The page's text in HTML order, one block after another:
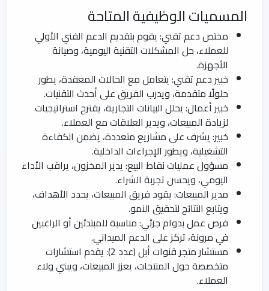
المسميات الوظيفية المتاحة
مختص دعم تقني: يقوم بتقديم الدعم الفني الأولي
للعملاء، حل المشكلات التقنية اليومية، وصيانة
الأجهزة.
خبير دعم تقني: يتعامل مع الحالات المعقدة، يطور
حلولًا متقدمة، ويدرب الفريق على أحدث التقنيات.
خبير أعمال: يحلل البيانات التجارية، يقترح استراتيجيات
لزيادة المبيعات، ويدير العلاقات مع العملاء.
خبير: يشرف على مشاريع متعددة، يضمن الكفاءة
التشغيلية، ويطور الإجراءات الداخلية.
مسؤول عمليات نقاط البيع: يدير المخزون، يراقب الأداء
اليومي، ويحسن تجربة الشراء.
مدير المبيعات: يقود فريق المبيعات، يحدد الأهداف،
ويتابع النتائج لتحقيق النمو.
فرص عمل بدوام جزئي: مناسبة للمبتدئين أو الراغبين
في مرونة، تركز على الدعم الميداني.
مستشار متجر قنوات أبل (عدد 2): يقدم استشارات
متخصصة حول المنتجات، يعزز المبيعات، ويبني ولاء
العملاء.